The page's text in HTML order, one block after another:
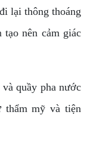
lại thông thoáng
tạo nên cảm giác
quầy pha nước
thẩm mỹ và tiện